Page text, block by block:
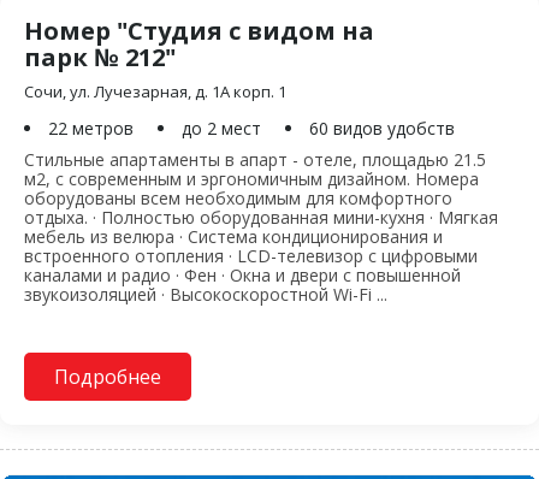
Номер "Студия с видом на
парк № 212"
Сочи, ул. Лучезарная, д. 1А корп. 1
22 метров до 2 мест
60 видов удобств
Стильные апартаменты в апарт - отеле, площадью 21.5
м2, с современным и эргономичным дизайном. Номера
оборудованы всем необходимым для комфортного
отдыха. · Полностью оборудованная мини-кухня · Мягкая
мебель из велюра · Система кондиционирования и
встроенного отопления · LCD-телевизор с цифровыми
каналами и радио · Фен · Окна и двери с повышенной
звукоизоляцией · Высокоскоростной Wi-Fi ...
Подробнее